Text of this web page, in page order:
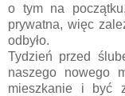
o tym na
prywatna, więc
odbyło.
Tydzień przed
naszego nowego
mieszkanie i być